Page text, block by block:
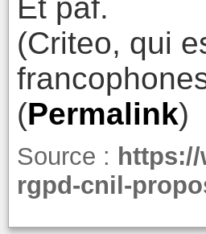
Et paf.
(Criteo, qui
(Permalink)
Source :
rgpd-cnil-